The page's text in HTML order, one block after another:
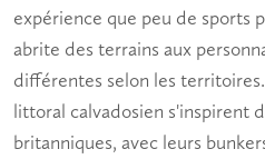
expérience que peu de sports
abrite des terrains aux
différentes selon les
littoral calvadosien s'inspirent
britanniques, avec leurs